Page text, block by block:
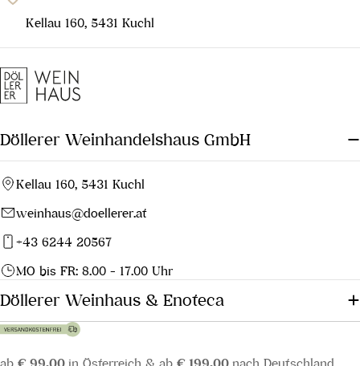
Kellau 160, 5431 Kuchl
Döllerer Weinhandelshaus GmbH
Kellau 160, 5431 Kuchl
weinhaus@doellerer.at
+43 6244 20567
MO bis FR: 8.00 - 17.00 Uhr
Döllerer Weinhaus & Enoteca